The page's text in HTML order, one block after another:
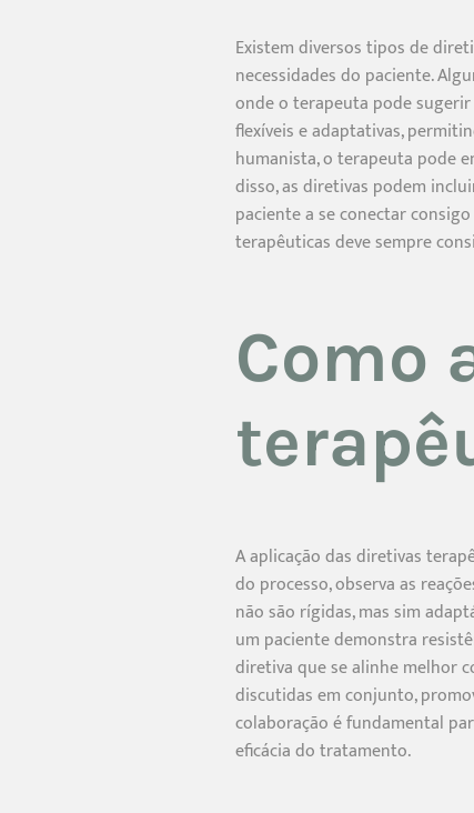
Existem diversos tipos de
necessidades do paciente.
onde o terapeuta pode
flexíveis e adaptativas,
humanista, o terapeuta pode
disso, as diretivas podem
paciente a se conectar
terapêuticas deve sempre
Como
A aplicação das diretivas
do processo, observa as
não são rígidas, mas sim
um paciente demonstra
diretiva que se alinhe melhor
discutidas em conjunto,
colaboração é fundamental
eficácia do tratamento.